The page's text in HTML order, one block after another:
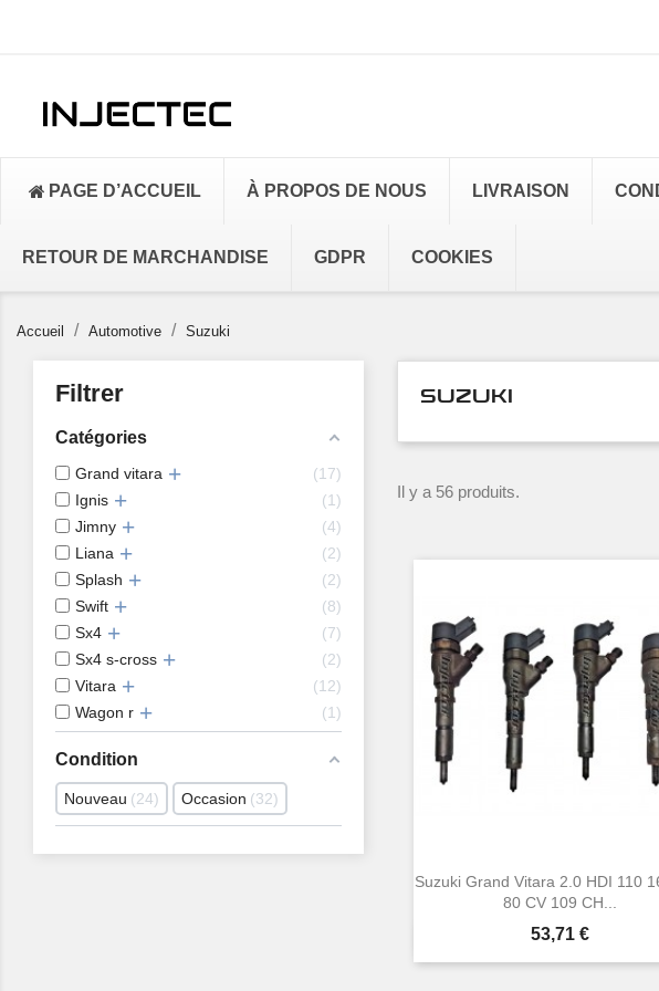
PAGE D’ACCUEIL À PROPOS DE NOUS LIVRAISON
RETOUR DE MARCHANDISE GDPR COOKIES
Accueil Automotive Suzuki
Filtrer
Catégories
Grand vitara
17
Ignis
1
Jimny
4
Liana
2
Splash
2
Swift
8
Sx4
7
Sx4 s-cross
2
Vitara
12
Wagon r
1
Condition
Nouveau 24 Occasion 32
SUZUKI
Il y a 56 produits.
Suzuki Grand Vitara 2.0 HDI 110
80 CV 109 CH...
Prix
53,71 €
Aperçu rapide